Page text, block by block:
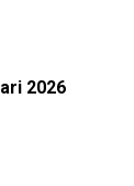
2026